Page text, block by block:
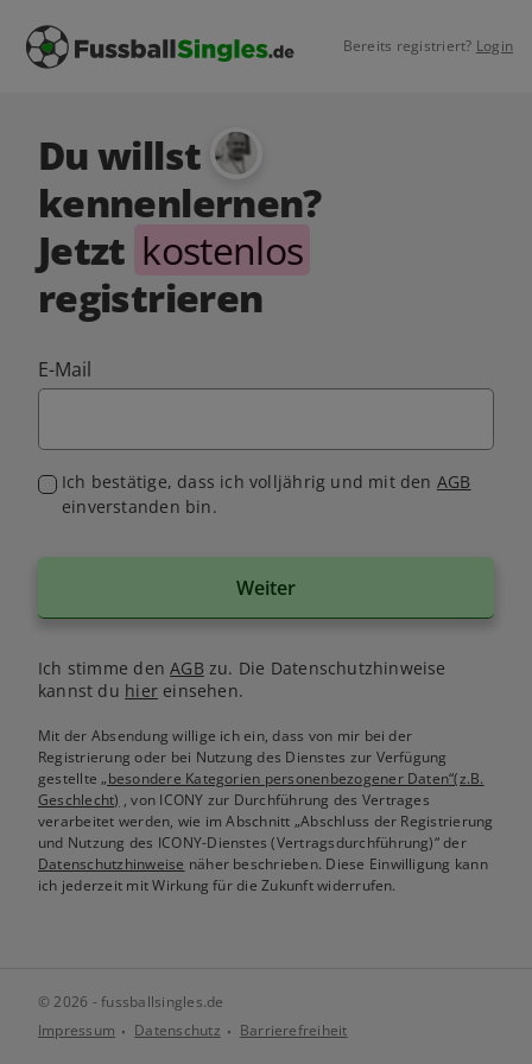
Bereits registriert? Login
Du willst
kennenlernen?
Jetzt kostenlos
registrieren
E-Mail
Ich bestätige, dass ich volljährig und mit den AGB
einverstanden bin.
Weiter
Ich stimme denAGB zu. Die Datenschutzhinweise
kannst du hiereinsehen.
Mit der Absendung willige ich ein, dass von mir bei der
Registrierung oder bei Nutzung des Dienstes zur Verfügung
gestellte„besondere Kategorien personenbezogener Daten“(z.B.
Geschlecht) , von ICONY zur Durchführung des Vertrages
verarbeitet werden, wie im Abschnitt „Abschluss der Registrierung
und Nutzung des ICONY-Dienstes (Vertragsdurchführung)“ der
Datenschutzhinweise näher beschrieben. Diese Einwilligung kann
ich jederzeit mit Wirkung für die Zukunft widerrufen.
© 2026 - fussballsingles.de
Impressum
Datenschutz Barrierefreiheit